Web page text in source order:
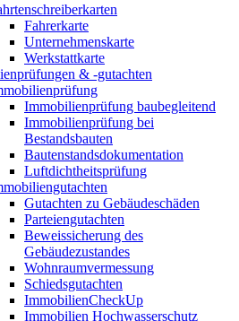
Fahrerkarte
Unternehmenskarte
Werkstattkarte
& -gutachten
Immobilienprüfung baubegleitend
Immobilienprüfung bei
Bestandsbauten
Bautenstandsdokumentation
Luftdichtheitsprüfung
Gutachten zu Gebäudeschäden
Parteiengutachten
Beweissicherung des
Gebäudezustandes
Wohnraumvermessung
Schiedsgutachten
ImmobilienCheckUp
Immobilien Hochwasserschutz